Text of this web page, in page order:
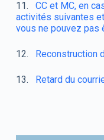
11. CC et MC, en
activités suivantes
vous ne pouvez pas
12. Reconstruction
13. Retard du